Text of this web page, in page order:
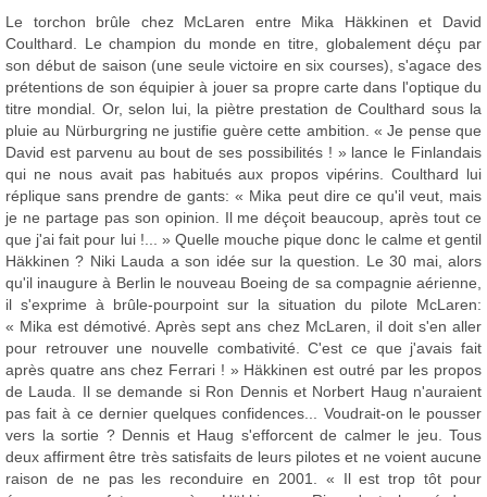
Le torchon brûle chez McLaren entre Mika Häkkinen et David
Coulthard. Le champion du monde en titre, globalement déçu par
son début de saison (une seule victoire en six courses), s'agace des
prétentions de son équipier à jouer sa propre carte dans l'optique du
titre mondial. Or, selon lui, la piètre prestation de Coulthard sous la
pluie au Nürburgring ne justifie guère cette ambition. « Je pense que
David est parvenu au bout de ses possibilités ! » lance le Finlandais
qui ne nous avait pas habitués aux propos vipérins. Coulthard lui
réplique sans prendre de gants: « Mika peut dire ce qu'il veut, mais
je ne partage pas son opinion. Il me déçoit beaucoup, après tout ce
que j'ai fait pour lui !... » Quelle mouche pique donc le calme et gentil
Häkkinen ? Niki Lauda a son idée sur la question. Le 30 mai, alors
qu'il inaugure à Berlin le nouveau Boeing de sa compagnie aérienne,
il s'exprime à brûle-pourpoint sur la situation du pilote McLaren:
« Mika est démotivé. Après sept ans chez McLaren, il doit s'en aller
pour retrouver une nouvelle combativité. C'est ce que j'avais fait
après quatre ans chez Ferrari ! » Häkkinen est outré par les propos
de Lauda. Il se demande si Ron Dennis et Norbert Haug n'auraient
pas fait à ce dernier quelques confidences... Voudrait-on le pousser
vers la sortie ? Dennis et Haug s'efforcent de calmer le jeu. Tous
deux affirment être très satisfaits de leurs pilotes et ne voient aucune
raison de ne pas les reconduire en 2001. « Il est trop tôt pour